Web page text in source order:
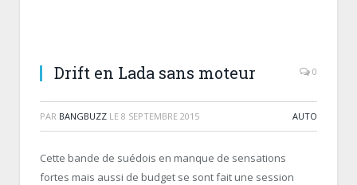
Drift en Lada sans moteur 0
PAR BANGBUZZ LE 8 SEPTEMBRE 2015 AUTO
Cette bande de suédois en manque de sensations
fortes mais aussi de budget se sont fait une session